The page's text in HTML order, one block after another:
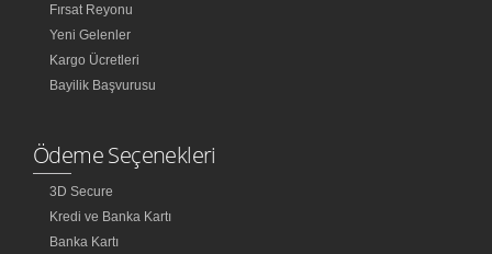
Fırsat Reyonu
Yeni Gelenler
Kargo Ücretleri
Bayilik Başvurusu
Ödeme Seçenekleri
3D Secure
Kredi ve Banka Kartı
Banka Kartı